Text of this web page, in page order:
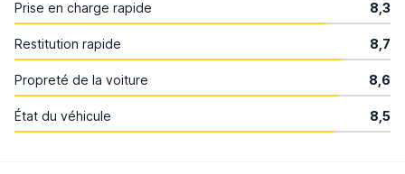
Prise en charge rapide 8,3
Restitution rapide 8,7
Propreté de la voiture 8,6
État du véhicule 8,5